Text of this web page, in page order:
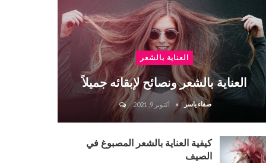
العناية بالشعر
العناية بالشعر ونصائح لإبقائه جميلاً
صفاء ياسر أكتوبر 9, 2021
كيفية العناية بالشعر المصبوغ في
الصيف